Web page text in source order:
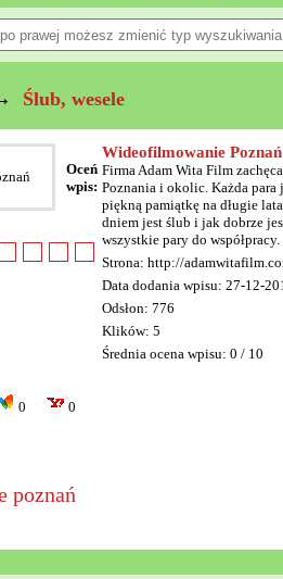
Ślub, wesele
Oceń
wpis:
Wideofilmowanie Poznań
Firma Adam Wita Film
Poznania i okolic. Każda para
piękną pamiątkę na długie
dniem jest ślub i jak dobrze
wszystkie pary do współpracy.
Strona: http://
Data dodania wpisu: 27-12-
Odsłon: 776
Klików: 5
Średnia ocena wpisu: 0 / 10
0 0
poznań